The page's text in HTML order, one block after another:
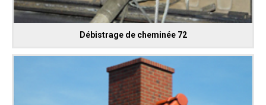
Débistrage de cheminée 72